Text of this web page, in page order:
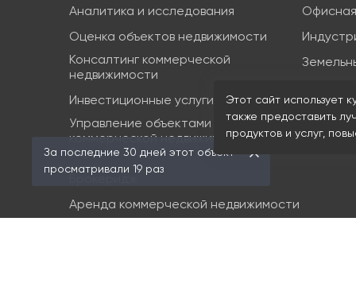
Аналитика и исследования
Оценка объектов недвижимости
Консалтинг коммерческой
недвижимости
Инвестиционные услуги
Управление объектами
коммерческой недвижимости (PM &
FM)
Аренда коммерческой недвижимости
За последние 30 дней этот объект
просматривали 19 раз
Этот сайт использует
также предоставить
продуктов и услуг,